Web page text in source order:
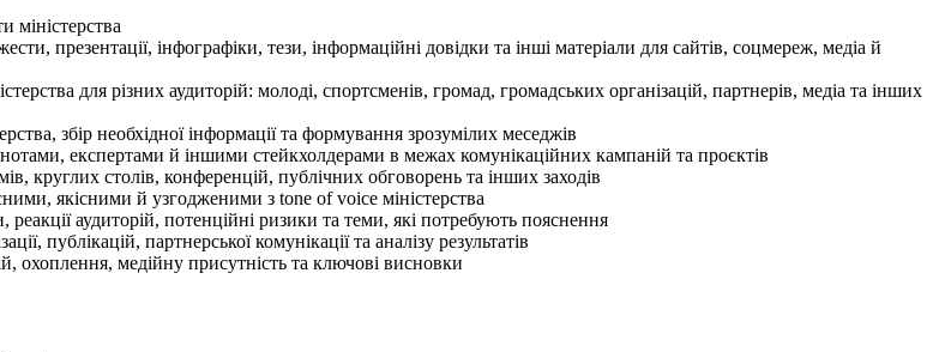
міністерства
презентації, інфографіки, тези, інформаційні довідки та інші матеріали для сайтів, соцмереж, медіа й
для різних аудиторій: молоді, спортсменів, громад, громадських організацій, партнерів, медіа та інших
збір необхідної інформації та формування зрозумілих меседжів
експертами й іншими стейкхолдерами в межах комунікаційних кампаній та проєктів
круглих столів, конференцій, публічних обговорень та інших заходів
якісними й узгодженими з tone of voice міністерства
аудиторій, потенційні ризики та теми, які потребують пояснення
публікацій, партнерської комунікації та аналізу результатів
охоплення, медійну присутність та ключові висновки